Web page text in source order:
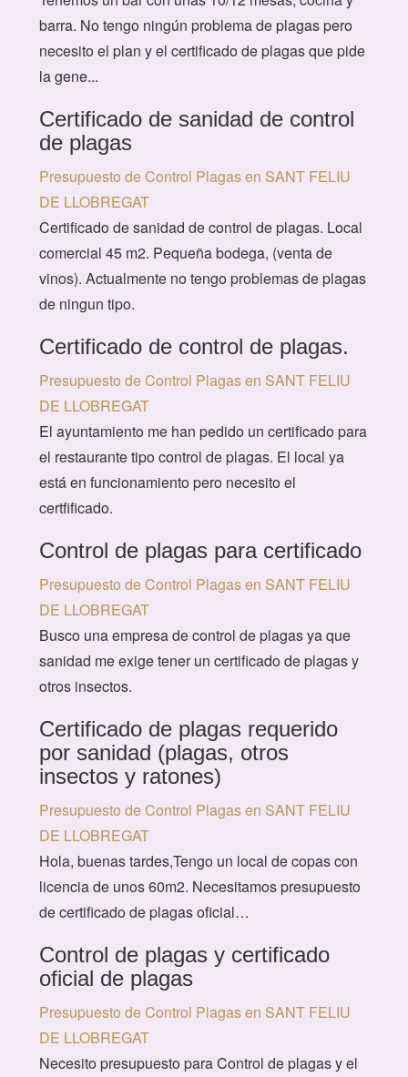
barra. No tengo ningún problema de plagas pero
necesito el plan y el certificado de plagas que pide
la gene...
Certificado de sanidad de control
de plagas
Presupuesto de Control Plagas en SANT FELIU
DE LLOBREGAT
Certificado de sanidad de control de plagas. Local
comercial 45 m2. Pequeña bodega, (venta de
vinos). Actualmente no tengo problemas de plagas
de ningun tipo.
Certificado de control de plagas.
Presupuesto de Control Plagas en SANT FELIU
DE LLOBREGAT
El ayuntamiento me han pedido un certificado para
el restaurante tipo control de plagas. El local ya
está en funcionamiento pero necesito el
certfificado.
Control de plagas para certificado
Presupuesto de Control Plagas en SANT FELIU
DE LLOBREGAT
Busco una empresa de control de plagas ya que
sanidad me exige tener un certificado de plagas y
otros insectos.
Certificado de plagas requerido
por sanidad (plagas, otros
insectos y ratones)
Presupuesto de Control Plagas en SANT FELIU
DE LLOBREGAT
Hola, buenas tardes,Tengo un local de copas con
licencia de unos 60m2. Necesitamos presupuesto
de certificado de plagas oficial…
Control de plagas y certificado
oficial de plagas
Presupuesto de Control Plagas en SANT FELIU
DE LLOBREGAT
Necesito presupuesto para Control de plagas y el